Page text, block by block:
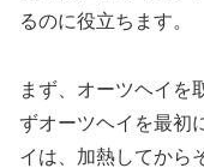
るのに役立ちます。
まず、オーツヘイを
ずオーツヘイを最初
イは、加熱してから